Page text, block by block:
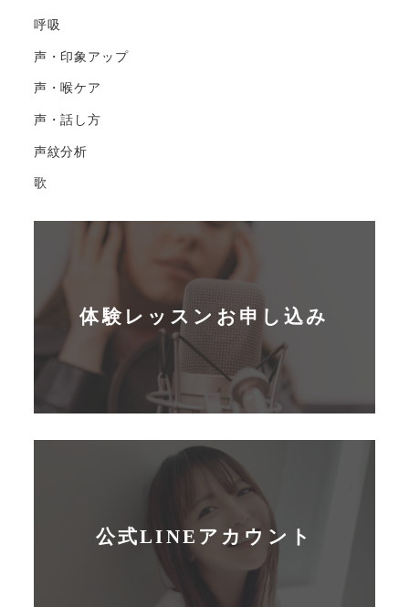
呼吸
声・印象アップ
声・喉ケア
声・話し方
声紋分析
歌
体験レッスンお申し込み
公式LINEアカウント